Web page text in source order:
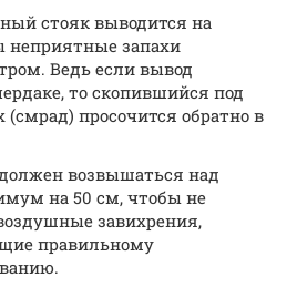
стояк выводится на
запахи
Ведь если вывод
то скопившийся под
просочится обратно в
возвышаться над
на 50 см, чтобы не
завихрения,
правильному